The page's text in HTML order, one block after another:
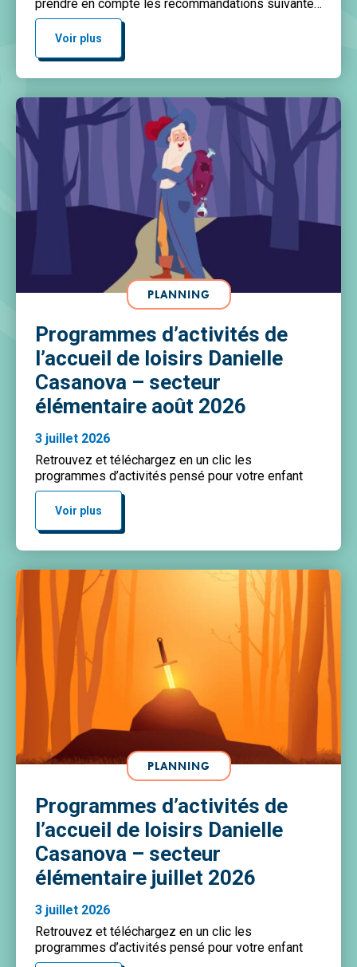
prendre en compte les recommandations suivantes
: Merci de marquer toutes les affaires de votre
enfant à son nom afin de limiter les pertes. Merci
Voir plus
PLANNING
Programmes d’activités de
l’accueil de loisirs Danielle
Casanova – secteur
élémentaire août 2026
3 juillet 2026
Retrouvez et téléchargez en un clic les
programmes d’activités pensé pour votre enfant
Voir plus
PLANNING
Programmes d’activités de
l’accueil de loisirs Danielle
Casanova – secteur
élémentaire juillet 2026
3 juillet 2026
Retrouvez et téléchargez en un clic les
programmes d’activités pensé pour votre enfant